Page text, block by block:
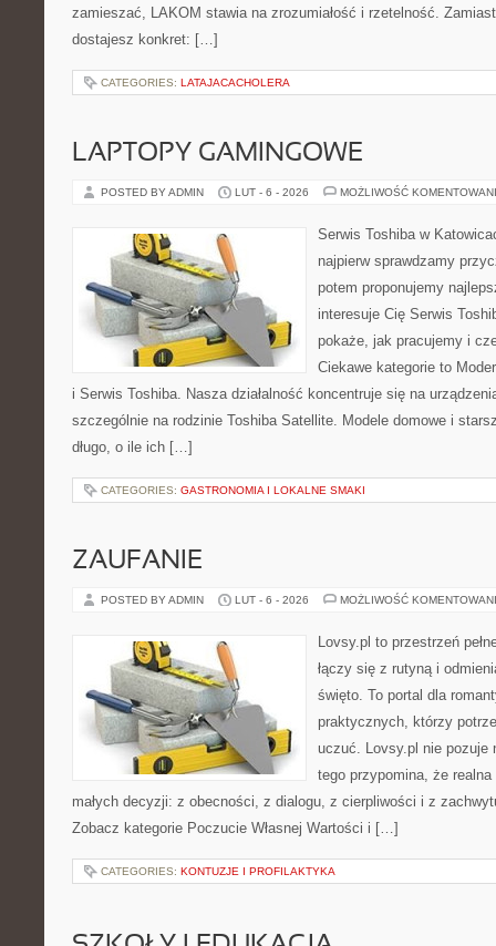
zamieszać, LAKOM stawia na zrozumiałość i rzetelność.
dostajesz konkret: […]
CATEGORIES: LATAJACACHOLERA
LAPTOPY GAMINGOWE
POSTED BY ADMIN LUT - 6 - 2026 MOŻLIWOŚĆ
Serwis Toshiba w
najpierw sprawdzamy
potem proponujemy
interesuje Cię Serwis
pokaże, jak pracujemy i
Ciekawe kategorie to
i Serwis Toshiba. Nasza działalność koncentruje się na
szczególnie na rodzinie Toshiba Satellite. Modele domowe i
długo, o ile ich […]
CATEGORIES: GASTRONOMIA I LOKALNE SMAKI
ZAUFANIE
POSTED BY ADMIN LUT - 6 - 2026 MOŻLIWOŚĆ
Lovsy.pl to przestrzeń
łączy się z rutyną i
święto. To portal dla
praktycznych, którzy
uczuć. Lovsy.pl nie pozuje
tego przypomina, że
małych decyzji: z obecności, z dialogu, z cierpliwości i z
Zobacz kategorie Poczucie Własnej Wartości i […]
CATEGORIES: KONTUZJE I PROFILAKTYKA